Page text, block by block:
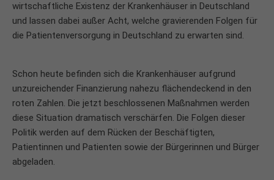
wirtschaftliche Existenz der Krankenhäuser in Deutschland
und lassen dabei außer Acht, welche gravierenden Folgen für
die Patientenversorgung in Deutschland zu erwarten sind.
Schon heute befinden sich die Krankenhäuser aufgrund
unzureichender Finanzierung nahezu flächendeckend in den
roten Zahlen. Die jetzt beschlossenen Maßnahmen werden
diese Situation dramatisch verschärfen. Die Folgen dieser
Politik werden auf dem Rücken der Beschäftigten,
Patientinnen und Patienten sowie der Bürgerinnen und Bürger
abgeladen.